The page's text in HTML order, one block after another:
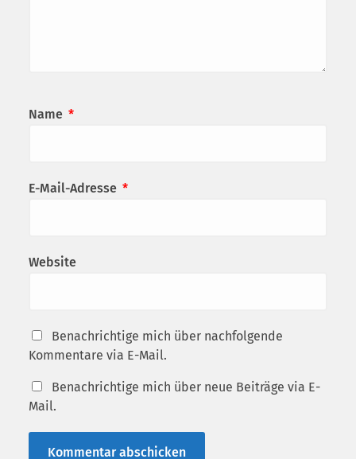
Name *
E-Mail-Adresse *
Website
Benachrichtige mich über nachfolgende
Kommentare via E-Mail.
Benachrichtige mich über neue Beiträge via E-
Mail.